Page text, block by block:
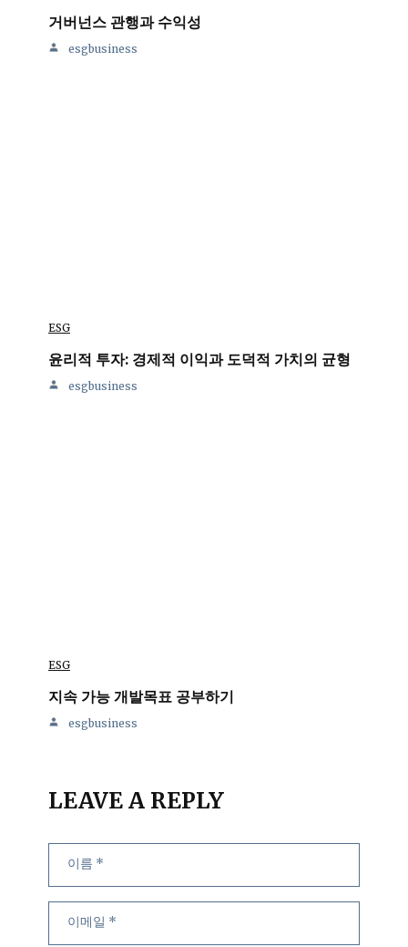
거버넌스 관행과 수익성
esgbusiness
ESG
윤리적 투자: 경제적 이익과 도덕적 가치의 균형
esgbusiness
ESG
지속 가능 개발목표 공부하기
esgbusiness
LEAVE A REPLY